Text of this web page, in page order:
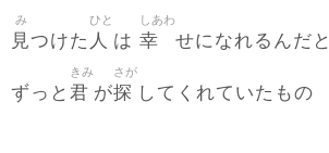
見
み
つけた 人
ひと
は 幸
しあわ
せになれるんだと
ずっと 君
きみ
が探
さが
してくれていたもの